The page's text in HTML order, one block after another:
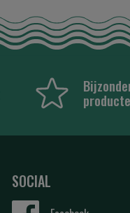
SOCIAL